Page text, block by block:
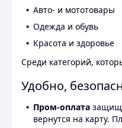
Авто- и мототовары
Одежда и обувь
Красота и здоровье
Среди категорий,
Удобно,
Пром-оплата
вернутся на карту.